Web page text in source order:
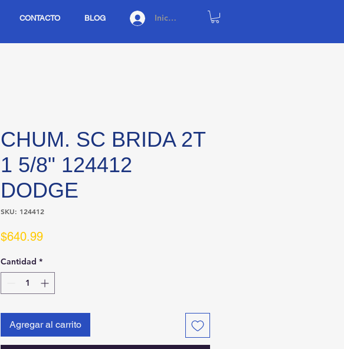
CONTACTO BLOG Iniciar sesión
CHUM. SC BRIDA 2T
1 5/8" 124412
DODGE
SKU: 124412
$640.99Precio
Cantidad *
Agregar al carrito